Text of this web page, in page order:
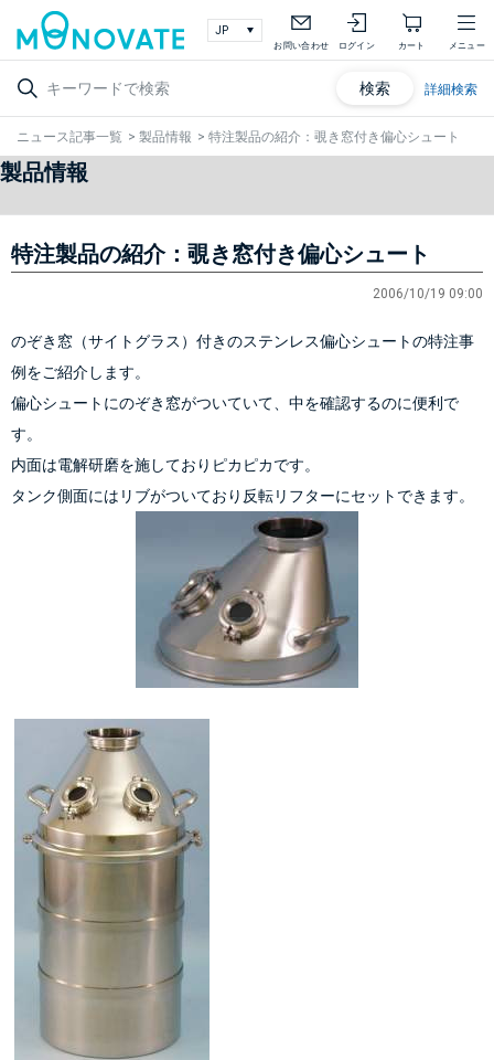
お問い合わせ ログイン カート メニュー
検索 詳細検索
ニュース記事一覧 > 製品情報 > 特注製品の紹介：覗き窓付き偏心シュート
製品情報
特注製品の紹介：覗き窓付き偏心シュート
2006/10/19 09:00
のぞき窓（サイトグラス）付きのステンレス偏心シュートの特注事
例をご紹介します。
偏心シュートにのぞき窓がついていて、中を確認するのに便利で
す。
内面は電解研磨を施しておりピカピカです。
タンク側面には リブがついており 反転リフターにセットできます。